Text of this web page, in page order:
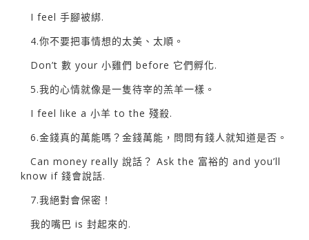
I feel 手腳被綁.
4.你不要把事情想的太美、太順。
Don’t 數 your 小雞們 before 它們孵化.
5.我的心情就像是一隻待宰的羔羊一樣。
I feel like a 小羊 to the 殘殺.
6.金錢真的萬能嗎？金錢萬能，問問有錢人就知道是否。
Can money really 說話？ Ask the 富裕的 and you’ll
know if 錢會說話.
7.我絕對會保密！
我的嘴巴 is 封起來的.